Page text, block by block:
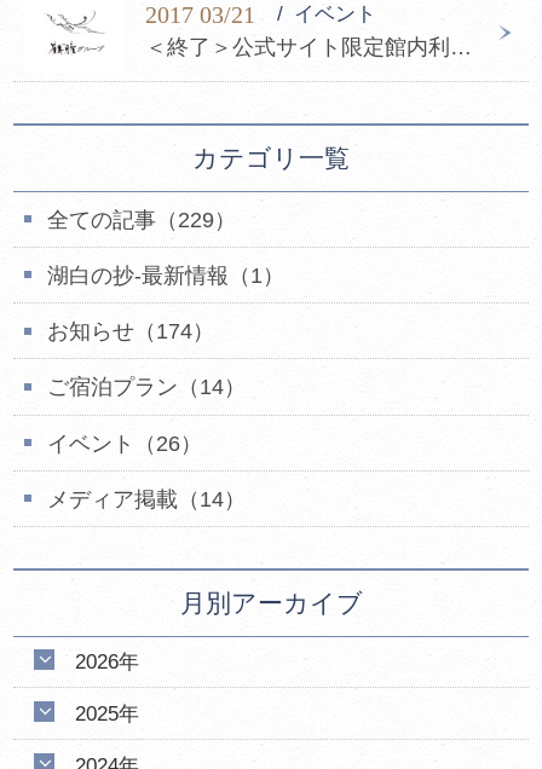
2017 03/21 イベント
＜終了＞公式サイト限定館内利用券プレゼントキャンペーンのお知らせ
カテゴリ一覧
全ての記事（229）
湖白の抄‐最新情報（1）
お知らせ（174）
ご宿泊プラン（14）
イベント（26）
メディア掲載（14）
月別アーカイブ
2026年
2025年